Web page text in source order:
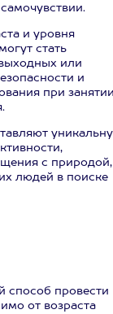
и уровня
стать
или
и
при
с природой,
людей в поиске
способ провести
от возраста